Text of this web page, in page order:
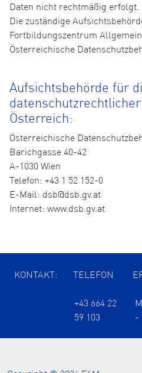
Daten nicht rechtmäßig erfolgt.
Die zuständige
Fortbildungszentrum
Österreichische
Aufsichtsbehörde für
Österreich:
Österreichische
Barichgasse 40-42
A-1030 Wien
Telefon: +43 1 52 152-0
E-Mail: dsb@dsb.gv.at
Internet: www.dsb.gv.at
KONTAKT: TELEFON
+43 664 22
59 103
-